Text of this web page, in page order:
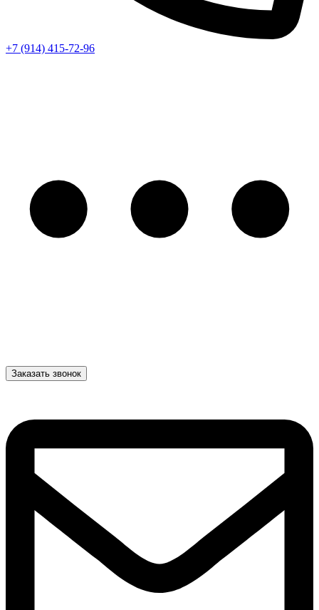
+7 (914) 415-72-96
Заказать звонок